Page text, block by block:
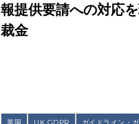
報提供要請への対応
裁金